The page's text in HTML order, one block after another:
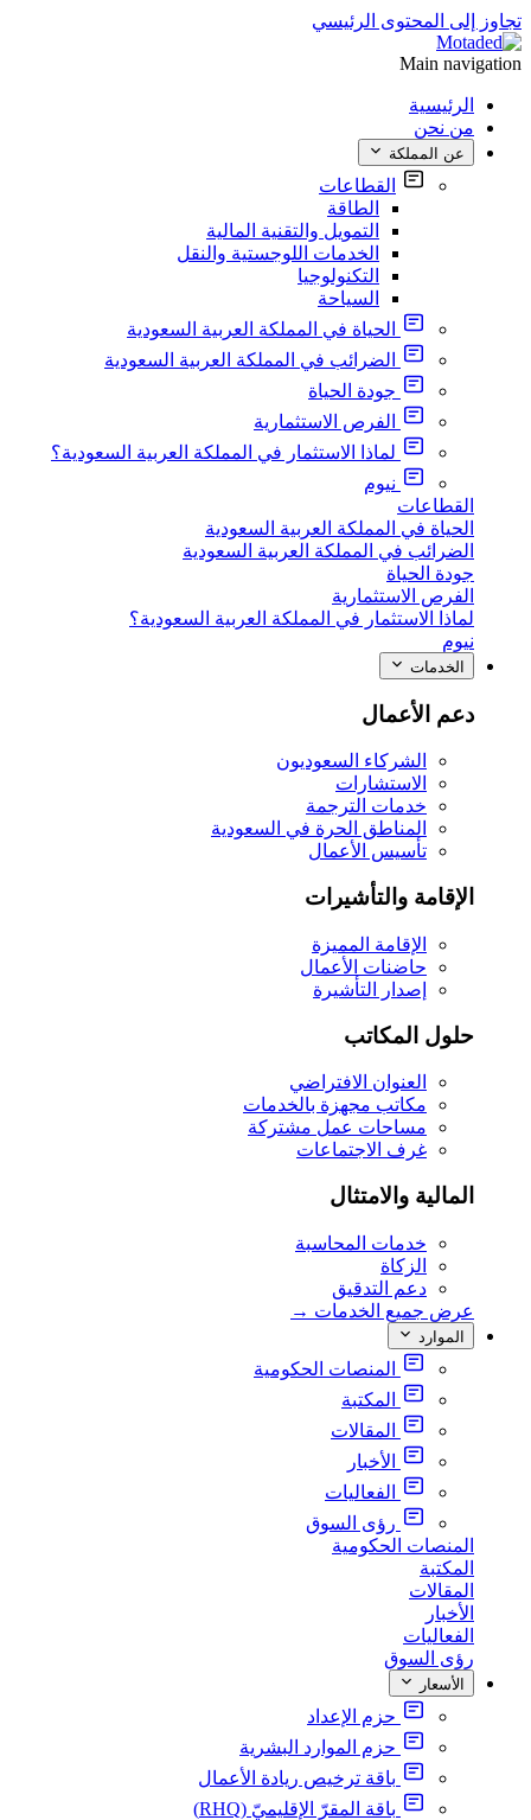
تجاوز إلى المحتوى الرئيسي
Main navigation
الرئيسية
من نحن
عن المملكة
القطاعات
الطاقة
التمويل والتقنية المالية
الخدمات اللوجستية والنقل
التكنولوجيا
السياحة
الحياة في المملكة العربية السعودية
الضرائب في المملكة العربية السعودية
جودة الحياة
الفرص الاستثمارية
لماذا الاستثمار في المملكة العربية السعودية؟
نيوم
القطاعات
الحياة في المملكة العربية السعودية
الضرائب في المملكة العربية السعودية
جودة الحياة
الفرص الاستثمارية
لماذا الاستثمار في المملكة العربية السعودية؟
نيوم
الخدمات
دعم الأعمال
الشركاء السعوديون
الاستشارات
خدمات الترجمة
المناطق الحرة في السعودية
تأسيس الأعمال
الإقامة والتأشيرات
الإقامة المميزة
حاضنات الأعمال
إصدار التأشيرة
حلول المكاتب
العنوان الافتراضي
مكاتب مجهزة بالخدمات
مساحات عمل مشتركة
غرف الاجتماعات
المالية والامتثال
خدمات المحاسبة
الزكاة
دعم التدقيق
عرض جميع الخدمات →
الموارد
المنصات الحكومية
المكتبة
المقالات
الأخبار
الفعاليات
رؤى السوق
المنصات الحكومية
المكتبة
المقالات
الأخبار
الفعاليات
رؤى السوق
الأسعار
حزم الإعداد
حزم الموارد البشرية
باقة ترخيص ريادة الأعمال
باقة المقرّ الإقليميّ (RHQ)